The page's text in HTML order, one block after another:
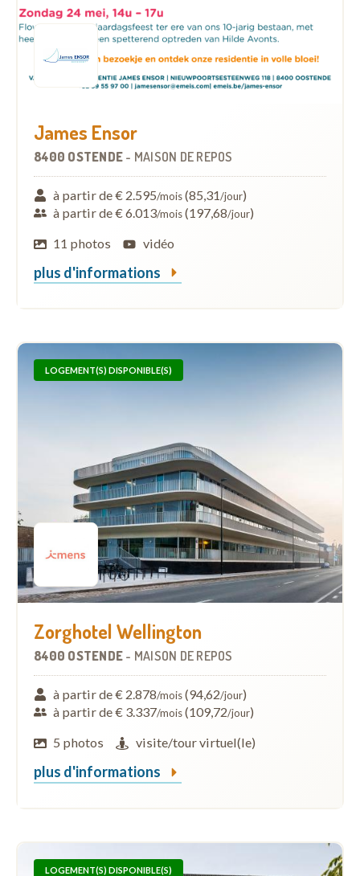
James Ensor
8400 OSTENDE - MAISON DE REPOS
à partir de € 2.595/mois(85,31/jour)
à partir de € 6.013/mois(197,68/jour)
11 photos
vidéo
plus d'informations
LOGEMENT(S) DISPONIBLE(S)
Zorghotel Wellington
8400 OSTENDE - MAISON DE REPOS
à partir de € 2.878/mois(94,62/jour)
à partir de € 3.337/mois(109,72/jour)
5 photos
visite/tour virtuel(le)
plus d'informations
LOGEMENT(S) DISPONIBLE(S)